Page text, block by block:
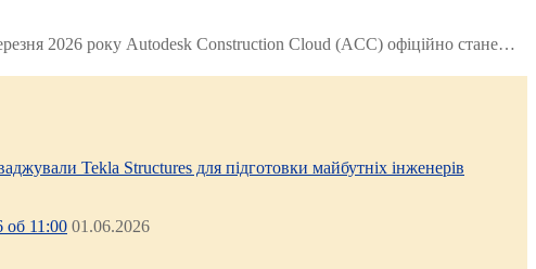
2026 року Autodesk Construction Cloud (ACC) офіційно стане…
Tekla Structures для підготовки майбутніх інженерів
об 11:00 01.06.2026